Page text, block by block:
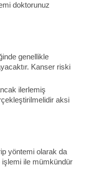
doktorunuz
genellikle
Kanser riski
ilerlemiş
aksi
yöntemi olarak da
işlemi ile mümkündür